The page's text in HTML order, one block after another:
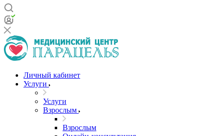
Личный кабинет
Услуги
Услуги
Взрослым
Взрослым